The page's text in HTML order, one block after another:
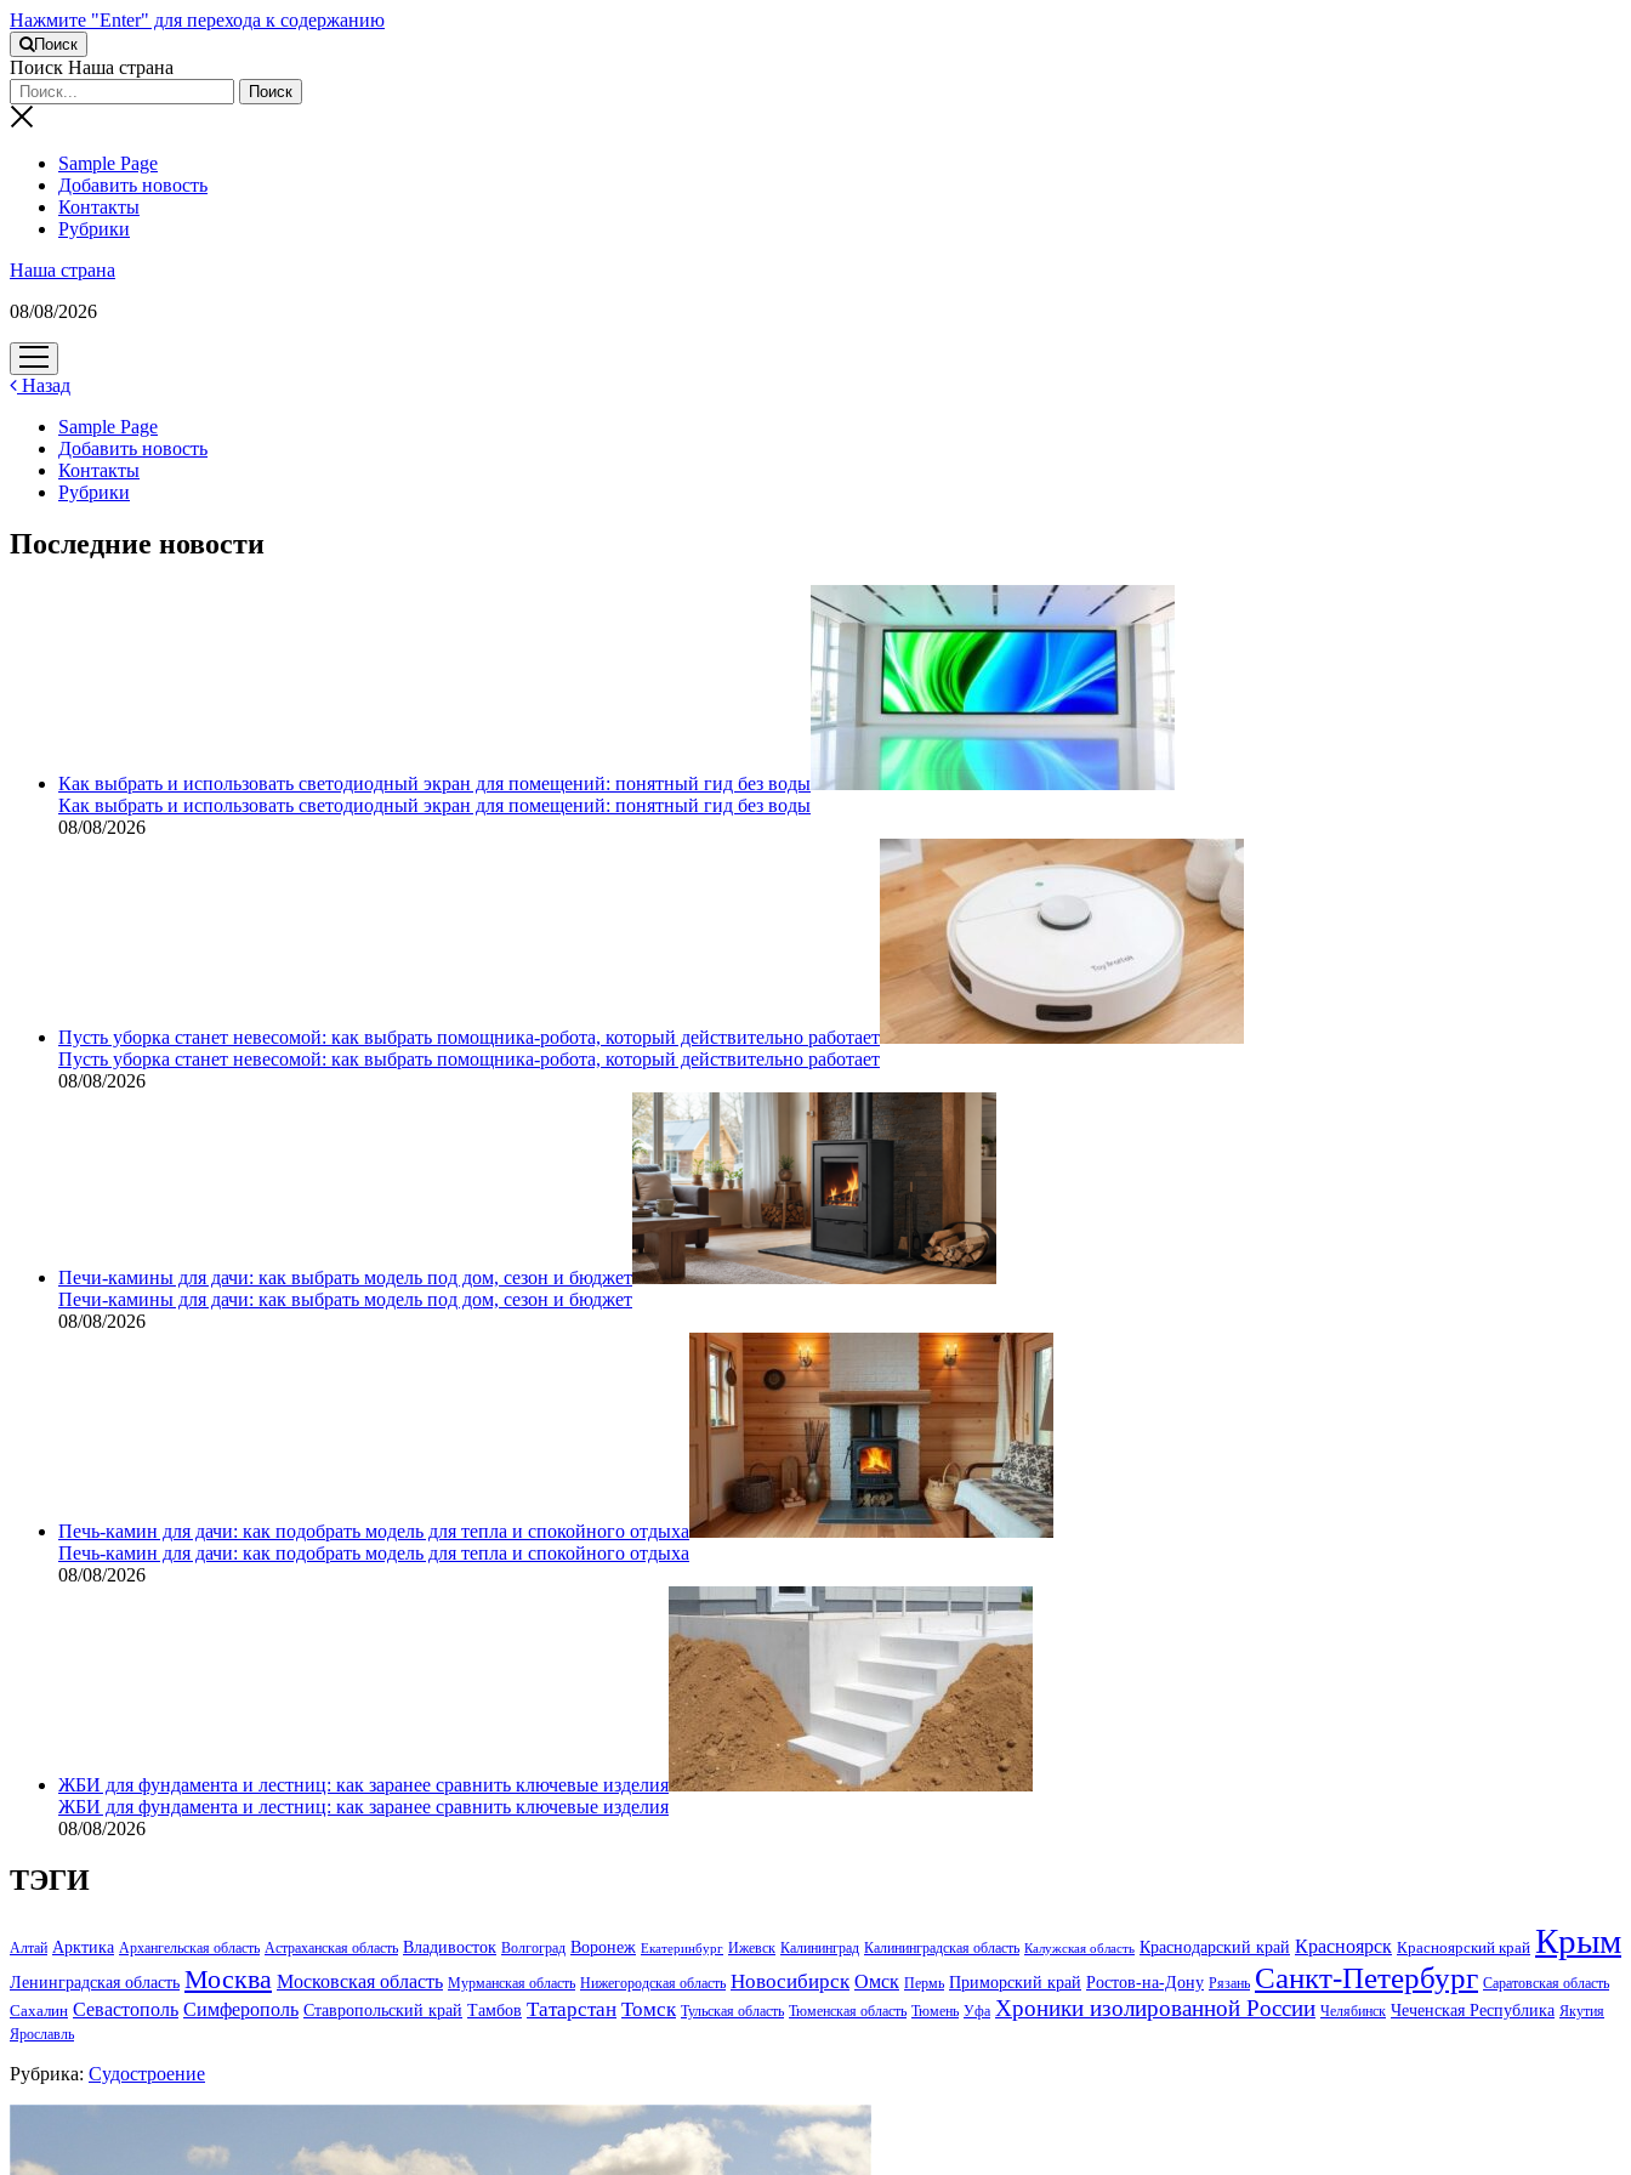
Нажмите "Enter" для перехода к содержанию
Поиск
Поиск Наша страна
Sample Page
Добавить новость
Контакты
Рубрики
Наша страна
08/08/2026
открыть
меню
Назад
Sample Page
Добавить новость
Контакты
Рубрики
Последние новости
Как выбрать и использовать светодиодный экран для помещений: понятный гид без воды
Как выбрать и использовать светодиодный экран для помещений: понятный гид без воды
08/08/2026
Пусть уборка станет невесомой: как выбрать помощника‑робота, который действительно работает
Пусть уборка станет невесомой: как выбрать помощника‑робота, который действительно работает
08/08/2026
Печи-камины для дачи: как выбрать модель под дом, сезон и бюджет
Печи-камины для дачи: как выбрать модель под дом, сезон и бюджет
08/08/2026
Печь-камин для дачи: как подобрать модель для тепла и спокойного отдыха
Печь-камин для дачи: как подобрать модель для тепла и спокойного отдыха
08/08/2026
ЖБИ для фундамента и лестниц: как заранее сравнить ключевые изделия
ЖБИ для фундамента и лестниц: как заранее сравнить ключевые изделия
08/08/2026
ТЭГИ
Алтай Арктика Архангельская область Астраханская область Владивосток Волгоград Воронеж Екатеринбург Ижевск Калининград Калининградская область Калужская область Краснодарский край Красноярск Красноярский край Крым
Ленинградская область Москва Московская область Мурманская область Нижегородская область Новосибирск Омск Пермь Приморский край Ростов-на-Дону Рязань Санкт-Петербург Саратовская область
Сахалин Севастополь Симферополь Ставропольский край Тамбов Татарстан Томск Тульская область Тюменская область Тюмень Уфа Хроники изолированной России Челябинск Чеченская Республика Якутия
Ярославль
Рубрика: Судостроение